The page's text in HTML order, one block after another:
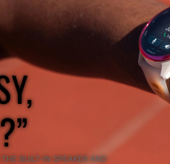
BUILT-IN SPEAKER AND